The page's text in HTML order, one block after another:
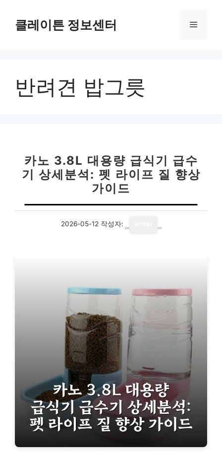
클레이튼 정보센터 메
반려견 밥그릇
카노 3.8L 대용량 급식기 급수
기 상세분석: 펫 라이프 질 향상
가이드
2026-05-12 작성자: